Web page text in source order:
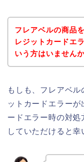
フレアベルの商品
レジットカードエ
いう方はいません
もしも、フレアベ
ットカードエラー
ードエラー時の対処
していただけると幸